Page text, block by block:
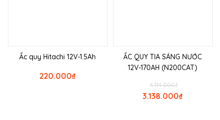
Ắc quy Hitachi 12V-1.5Ah
₫
220.000
ẮC QUY TIA SÁNG NƯỚC
12V-170AH (N200CAT)
₫
4.114.000
₫
3.138.000